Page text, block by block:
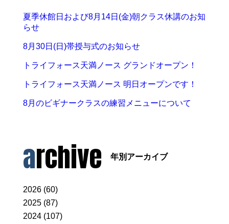
夏季休館日および8月14日(金)朝クラス休講のお知
らせ
8月30日(日)帯授与式のお知らせ
トライフォース天満ノース グランドオープン！
トライフォース天満ノース 明日オープンです！
8月のビギナークラスの練習メニューについて
archive 年別アーカイブ
2026 (60)
2025 (87)
2024 (107)